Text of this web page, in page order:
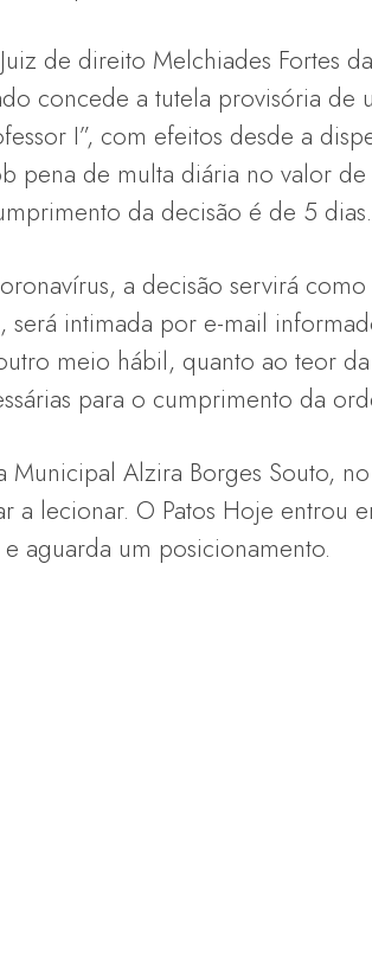
de direito Melchiades Fortes
concede a tutela provisória de
I”, com efeitos desde a
pena de multa diária no valor
da decisão é de 5 dias.
a decisão servirá
intimada por e-mail
meio hábil, quanto ao teor
para o cumprimento da
Municipal Alzira Borges Souto,
a lecionar. O Patos Hoje entrou
aguarda um posicionamento.